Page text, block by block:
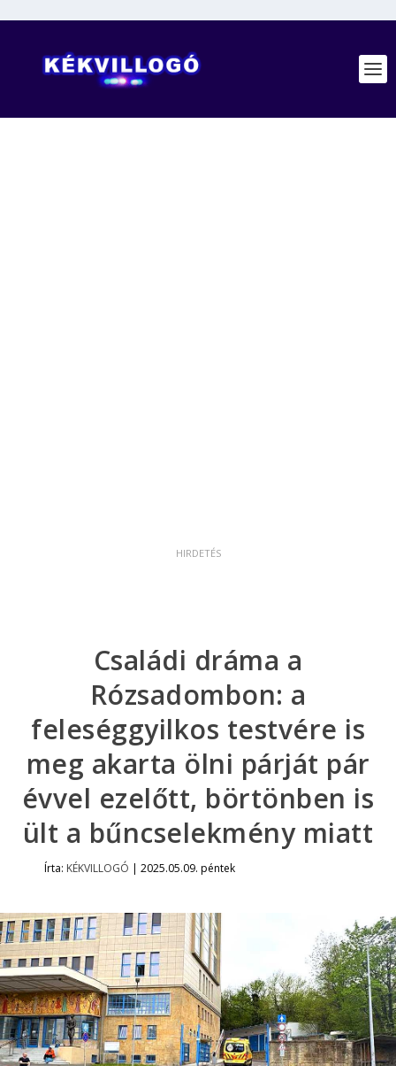
Családi dráma a
Rózsadombon: a
feleséggyilkos testvére is
meg akarta ölni párját pár
évvel ezelőtt, börtönben is
ült a bűncselekmény miatt
Írta: KÉKVILLOGÓ | 2025.05.09. péntek